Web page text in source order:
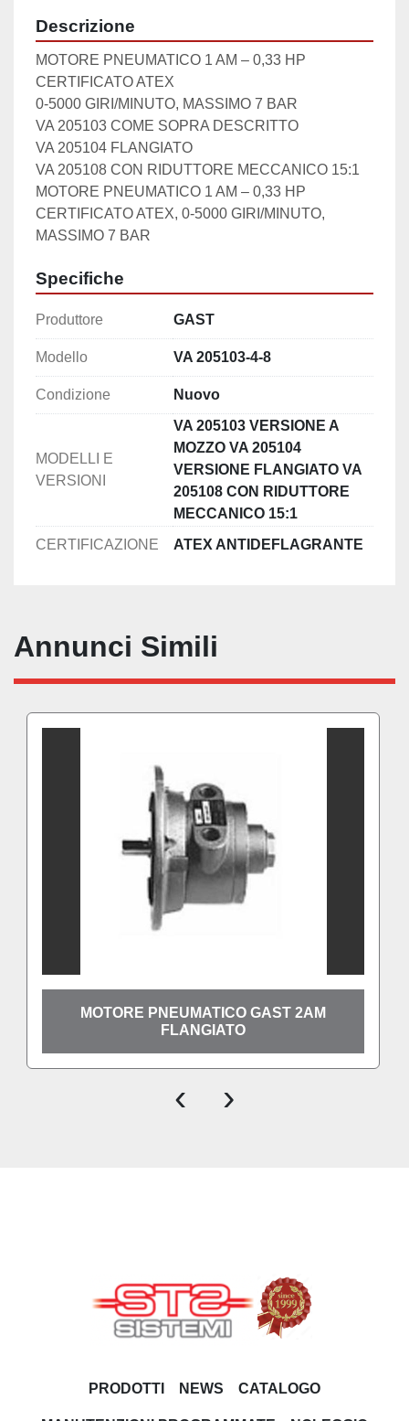
Descrizione
MOTORE PNEUMATICO 1 AM – 0,33 HP
CERTIFICATO ATEX
0-5000 GIRI/MINUTO, MASSIMO 7 BAR
VA 205103 COME SOPRA DESCRITTO
VA 205104 FLANGIATO
VA 205108 CON RIDUTTORE MECCANICO 15:1
MOTORE PNEUMATICO 1 AM – 0,33 HP
CERTIFICATO ATEX, 0-5000 GIRI/MINUTO,
Specifiche
Produttore GAST
Modello VA 205103-4-8
Condizione Nuovo
MODELLI E
VERSIONI
VA 205103 VERSIONE A
MOZZO VA 205104
VERSIONE FLANGIATO VA
205108 CON RIDUTTORE
MECCANICO 15:1
CERTIFICAZIONE
ATEX ANTIDEFLAGRANTE
Annunci Simili
MOTORE PNEUMATICO GAST 2AM
FLANGIATO
‹ ›
PRODOTTI NEWS CATALOGO